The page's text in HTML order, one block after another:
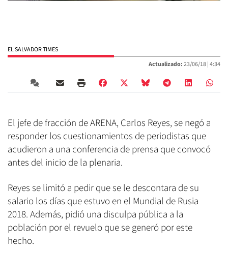
EL SALVADOR TIMES
Actualizado:23/06/18 |4:34
El jefe de fracción de ARENA, Carlos Reyes, se negó a
responder los cuestionamientos de periodistas que
acudieron a una conferencia de prensa que convocó
antes del inicio de la plenaria.
Reyes se limitó a pedir que se le descontara de su
salario los días que estuvo en el Mundial de Rusia
2018. Además, pidió una disculpa pública a la
población por el revuelo que se generó por este
hecho.